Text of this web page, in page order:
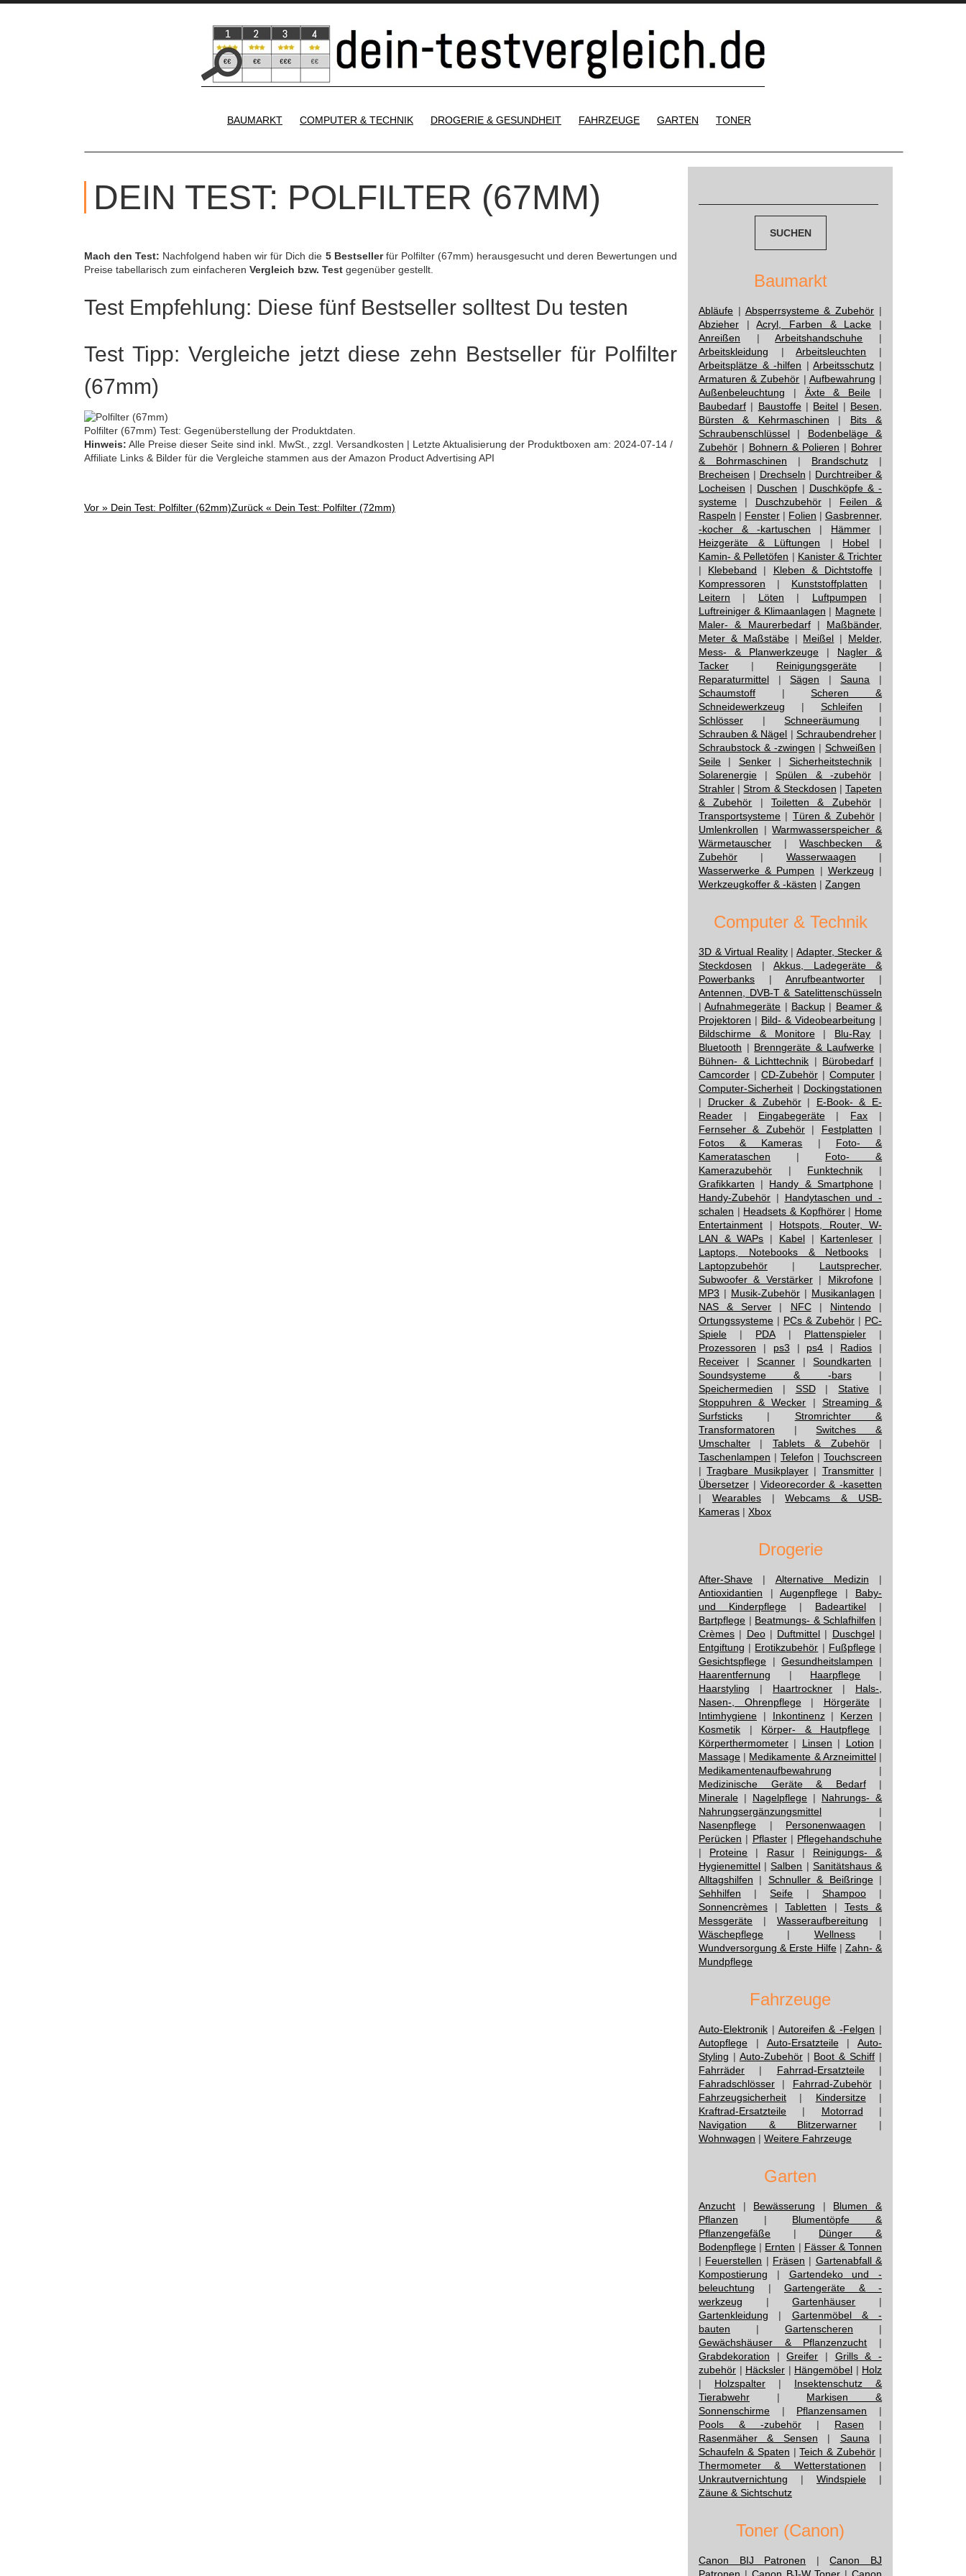
BAUMARKT
COMPUTER & TECHNIK DROGERIE & GESUNDHEIT FAHRZEUGE GARTEN TONER
DEIN TEST: POLFILTER (67MM)
Mach den Test: Nachfolgend haben wir für Dich die 5 Bestsellerfür Polfilter (67mm) herausgesucht und deren Bewertungen und
Preise tabellarisch zum einfacheren Vergleich bzw. Test gegenüber gestellt.
Test Empfehlung: Diese fünf Bestseller solltest Du testen
Test Tipp: Vergleiche jetzt diese zehn Bestseller für Polfilter
(67mm)
Polfilter (67mm) Test: Gegenüberstellung der Produktdaten.
Hinweis: Alle Preise dieser Seite sind inkl. MwSt., zzgl. Versandkosten | Letzte Aktualisierung der Produktboxen am: 2024-07-14 /
Affiliate Links & Bilder für die Vergleiche stammen aus der Amazon Product Advertising API
Post
Vor » Dein Test: Polfilter (62mm)Zurück « Dein Test: Polfilter (72mm)
Baumarkt
Abläufe | Absperrsysteme & Zubehör |
Abzieher |Acryl, Farben & Lacke |
Anreißen |Arbeitshandschuhe |
Arbeitskleidung |Arbeitsleuchten |
Arbeitsplätze & -hilfen |Arbeitsschutz |
Armaturen & Zubehör | Aufbewahrung |
Außenbeleuchtung | Äxte & Beile |
Baubedarf | Baustoffe| Beitel | Besen,
Bürsten & Kehrmaschinen | Bits &
Schraubenschlüssel | Bodenbeläge &
Zubehör | Bohnern & Polieren | Bohrer
& Bohrmaschinen | Brandschutz |
Brecheisen | Drechseln | Durchtreiber &
Locheisen | Duschen | Duschköpfe & -
systeme | Duschzubehör| Feilen &
Raspeln | Fenster | Folien | Gasbrenner,
-kocher & -kartuschen | Hämmer |
Heizgeräte & Lüftungen | Hobel |
Kamin- & Pelletöfen | Kanister & Trichter
| Klebeband | Kleben & Dichtstoffe|
Kompressoren | Kunststoffplatten |
Leitern | Löten | Luftpumpen |
Luftreiniger & Klimaanlagen | Magnete |
Maler- & Maurerbedarf| Maßbänder,
Meter & Maßstäbe| Meißel | Melder,
Mess- & Planwerkzeuge | Nagler &
Tacker | Reinigungsgeräte |
Reparaturmittel |Sägen |Sauna |
Schaumstoff |Scheren &
Schneidewerkzeug | Schleifen |
Schlösser |Schneeräumung |
Schrauben & Nägel | Schraubendreher|
Schraubstock & -zwingen | Schweißen |
Seile | Senker| Sicherheitstechnik|
Solarenergie |Spülen & -zubehör|
Strahler |Strom & Steckdosen |Tapeten
& Zubehör |Toiletten & Zubehör|
Transportsysteme | Türen & Zubehör|
Umlenkrollen |Warmwasserspeicher &
Wärmetauscher |Waschbecken &
Zubehör | Wasserwaagen |
Wasserwerke & Pumpen | Werkzeug |
Werkzeugkoffer & -kästen | Zangen
Computer & Technik
3D & Virtual Reality| Adapter, Stecker &
Steckdosen | Akkus, Ladegeräte &
Powerbanks | Anrufbeantworter |
Antennen, DVB-T & Satelittenschüsseln
|Aufnahmegeräte | Backup | Beamer &
Projektoren | Bild- & Videobearbeitung |
Bildschirme & Monitore| Blu-Ray |
Bluetooth | Brenngeräte & Laufwerke |
Bühnen- & Lichttechnik | Bürobedarf |
Camcorder | CD-Zubehör | Computer |
Computer-Sicherheit | Dockingstationen
| Drucker & Zubehör| E-Book- & E-
Reader | Eingabegeräte| Fax |
Fernseher & Zubehör| Festplatten |
Fotos & Kameras | Foto- &
Kamerataschen | Foto- &
Kamerazubehör | Funktechnik |
Grafikkarten | Handy & Smartphone|
Handy-Zubehör | Handytaschen und -
schalen | Headsets & Kopfhörer| Home
Entertainment | Hotspots, Router, W-
LAN & WAPs | Kabel| Kartenleser |
Laptops, Notebooks & Netbooks |
Laptopzubehör | Lautsprecher,
Subwoofer & Verstärker| Mikrofone|
MP3 | Musik-Zubehör | Musikanlagen |
NAS & Server | NFC| Nintendo|
Ortungssysteme | PCs & Zubehör | PC-
Spiele | PDA| Plattenspieler|
Prozessoren | ps3 | ps4 | Radios |
Receiver |Scanner |Soundkarten |
Soundsysteme & -bars|
Speichermedien | SSD|Stative |
Stoppuhren & Wecker | Streaming &
Surfsticks | Stromrichter &
Transformatoren |Switches &
Umschalter | Tablets & Zubehör|
Taschenlampen | Telefon | Touchscreen
|Tragbare Musikplayer| Transmitter|
Übersetzer | Videorecorder & -kasetten
| Wearables|Webcams & USB-
Kameras | Xbox
Drogerie
After-Shave | Alternative Medizin |
Antioxidantien | Augenpflege | Baby-
und Kinderpflege | Badeartikel |
Bartpflege | Beatmungs- & Schlafhilfen |
Crèmes | Deo| Duftmittel | Duschgel|
Entgiftung | Erotikzubehör | Fußpflege|
Gesichtspflege |Gesundheitslampen |
Haarentfernung | Haarpflege |
Haarstyling | Haartrockner | Hals-,
Nasen-, Ohrenpflege| Hörgeräte|
Intimhygiene | Inkontinenz| Kerzen |
Kosmetik | Körper- & Hautpflege |
Körperthermometer | Linsen | Lotion |
Massage | Medikamente & Arzneimittel|
Medikamentenaufbewahrung |
Medizinische Geräte & Bedarf|
Minerale | Nagelpflege | Nahrungs- &
Nahrungsergänzungsmittel |
Nasenpflege | Personenwaagen |
Perücken | Pflaster| Pflegehandschuhe
| Proteine | Rasur| Reinigungs- &
Hygienemittel |Salben | Sanitätshaus &
Alltagshilfen | Schnuller & Beißringe|
Sehhilfen |Seife | Shampoo|
Sonnencrèmes |Tabletten | Tests &
Messgeräte | Wasseraufbereitung |
Wäschepflege | Wellness|
Wundversorgung & Erste Hilfe| Zahn- &
Mundpflege
Fahrzeuge
Auto-Elektronik | Autoreifen & -Felgen |
Autopflege | Auto-Ersatzteile| Auto-
Styling | Auto-Zubehör| Boot & Schiff |
Fahrräder | Fahrrad-Ersatzteile|
Fahradschlösser | Fahrrad-Zubehör|
Fahrzeugsicherheit | Kindersitze|
Kraftrad-Ersatzteile | Motorrad |
Navigation & Blitzerwarner |
Wohnwagen | Weitere Fahrzeuge
Garten
Anzucht | Bewässerung | Blumen &
Pflanzen | Blumentöpfe &
Pflanzengefäße | Dünger &
Bodenpflege | Ernten | Fässer & Tonnen
| Feuerstellen | Fräsen | Gartenabfall &
Kompostierung | Gartendeko und -
beleuchtung | Gartengeräte & -
werkzeug |Gartenhäuser |
Gartenkleidung | Gartenmöbel & -
bauten | Gartenscheren |
Gewächshäuser & Pflanzenzucht |
Grabdekoration |Greifer | Grills & -
zubehör | Häcksler | Hängemöbel | Holz
| Holzspalter | Insektenschutz &
Tierabwehr | Markisen &
Sonnenschirme | Pflanzensamen |
Pools & -zubehör | Rasen |
Rasenmäher & Sensen | Sauna |
Schaufeln & Spaten |Teich & Zubehör |
Thermometer & Wetterstationen |
Unkrautvernichtung | Windspiele |
Zäune & Sichtschutz
Toner (Canon)
Canon BIJ Patronen |Canon BJ